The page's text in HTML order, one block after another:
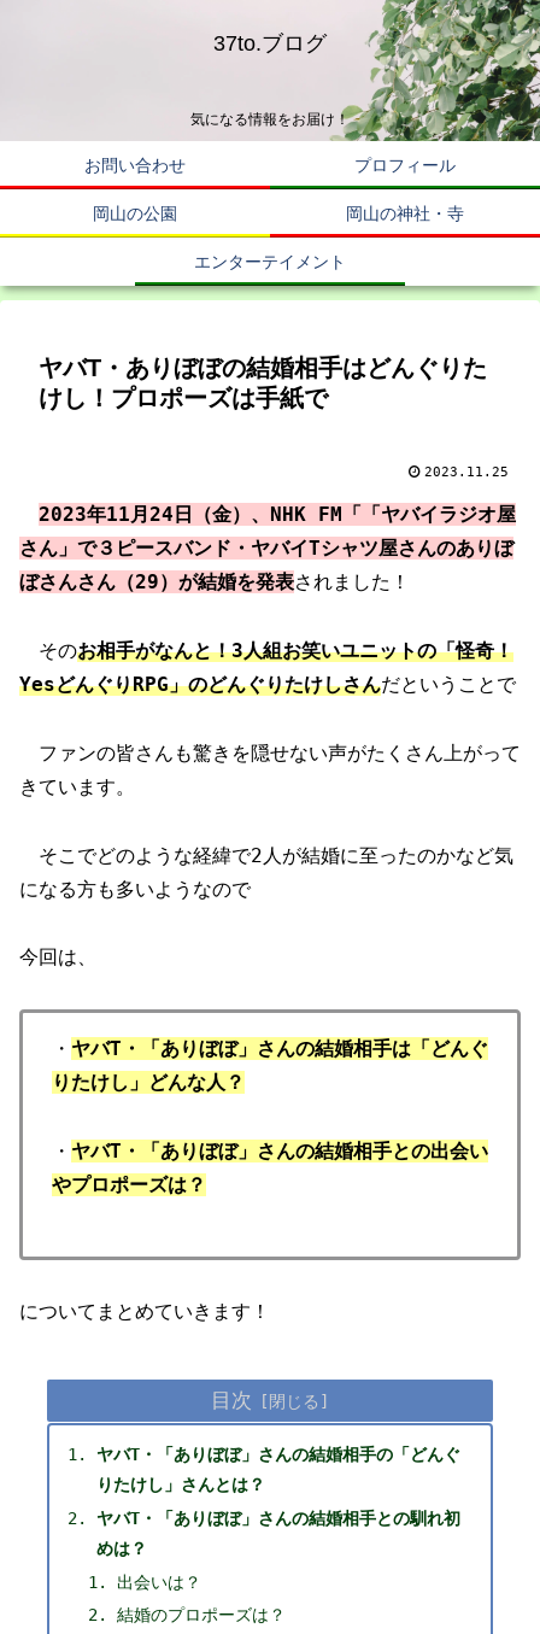
37to.ブログ
気になる情報をお届け！
お問い合わせ プロフィール
岡山の公園 岡山の神社・寺
エンターテイメント
ヤバT・ありぼぼの結婚相手はどんぐりた
けし！プロポーズは手紙で
2023.11.25
2023年11月24日（金）、NHK FM「「ヤバイラジオ屋
さん」で３ピースバンド・ヤバイTシャツ屋さんのありぼ
ぼさんさん（29）が結婚を発表されました！
そのお相手がなんと！3人組お笑いユニットの「怪奇！
YesどんぐりRPG」のどんぐりたけしさんだということで
ファンの皆さんも驚きを隠せない声がたくさん上がって
きています。
そこでどのような経緯で2人が結婚に至ったのかなど気
になる方も多いようなので
今回は、
・ ヤバT・「ありぼぼ」さんの結婚相手は「どんぐ
りたけし」どんな人？
・ ヤバT・「ありぼぼ」さんの結婚相手との出会い
やプロポーズは？
についてまとめていきます！
目次
ヤバT・「ありぼぼ」さんの結婚相手の「どんぐ
りたけし」さんとは？
ヤバT・「ありぼぼ」さんの結婚相手との馴れ初
めは？
出会いは？
結婚のプロポーズは？